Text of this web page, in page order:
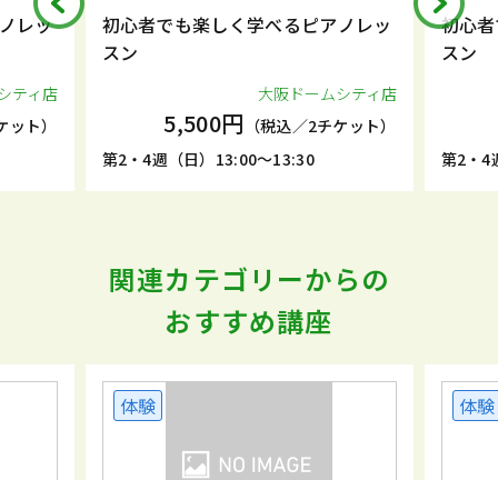
レッ
ティ店
ト）
初心者でも楽しく学べるピアノレッ
スン
大阪ドームシティ店
5,500円 （税込／2チケット）
第2・4週（日）13:00～13:30
初心
スン
第2・4
関連カテゴリーからの
おすすめ講座
体験 体験